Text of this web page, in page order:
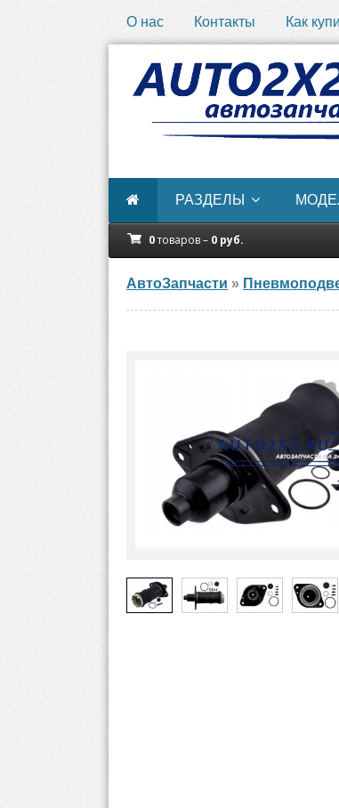
О нас Контакты Как
РАЗДЕЛЫ
0товаров – 0 руб.
АвтоЗапчасти »